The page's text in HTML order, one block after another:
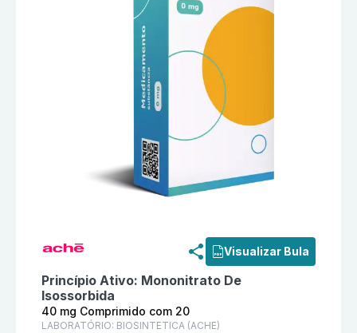
Visualizar Bula
Princípio Ativo: Mononitrato De
Isossorbida
40 mg Comprimido com 20
LABORATÓRIO: BIOSINTETICA (ACHE)